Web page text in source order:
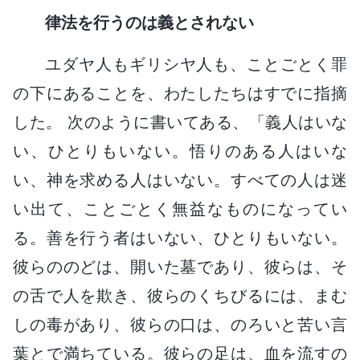
律法を行うのは義とされない
ユダヤ人もギリシヤ人も、ことごとく罪
の下にあることを、わたしたちはすでに指摘
した。 次のように書いてある、「義人はいな
い、ひとりもいない。悟りのある人はいな
い、神を求める人はいない。すべての人は迷
い出て、ことごとく無益なものになってい
る。善を行う者はいない、ひとりもいない。
彼らののどは、開いた墓であり、彼らは、そ
の舌で人を欺き、彼らのくちびるには、まむ
しの毒があり、彼らの口は、のろいと苦い言
葉とで満ちている。彼らの足は、血を流すの